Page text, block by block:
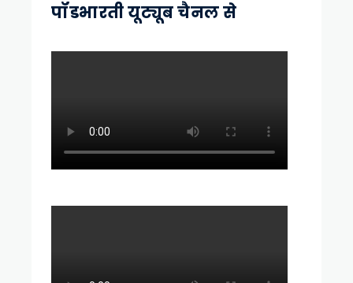
पॉडभारती यूट्यूब चैनल से